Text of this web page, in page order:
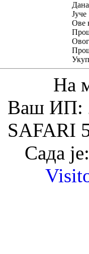
Јуче
Ове
На
Ваш ИП:
SAFARI
Сада